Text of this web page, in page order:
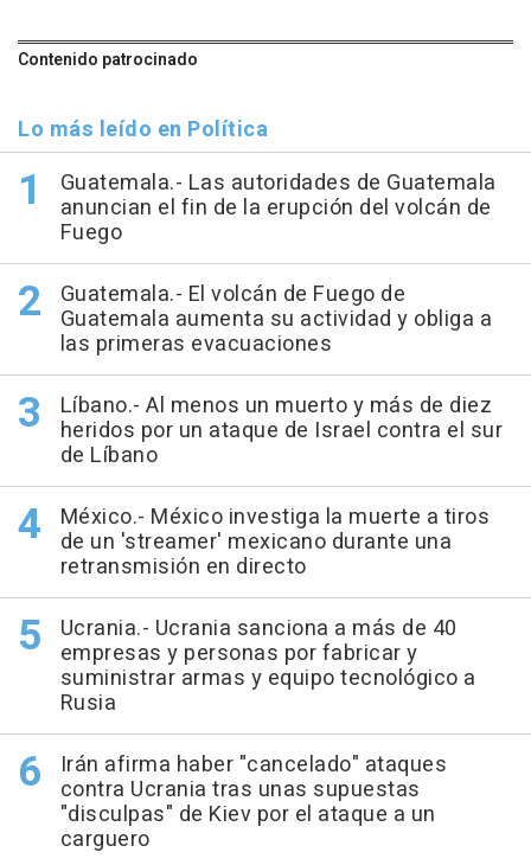
Contenido patrocinado
Lo más leído en Política
Guatemala.- Las autoridades de Guatemala
anuncian el fin de la erupción del volcán de
Fuego
Guatemala.- El volcán de Fuego de
Guatemala aumenta su actividad y obliga a
las primeras evacuaciones
Líbano.- Al menos un muerto y más de diez
heridos por un ataque de Israel contra el sur
de Líbano
México.- México investiga la muerte a tiros
de un 'streamer' mexicano durante una
retransmisión en directo
Ucrania.- Ucrania sanciona a más de 40
empresas y personas por fabricar y
suministrar armas y equipo tecnológico a
Rusia
Irán afirma haber "cancelado" ataques
contra Ucrania tras unas supuestas
"disculpas" de Kiev por el ataque a un
carguero